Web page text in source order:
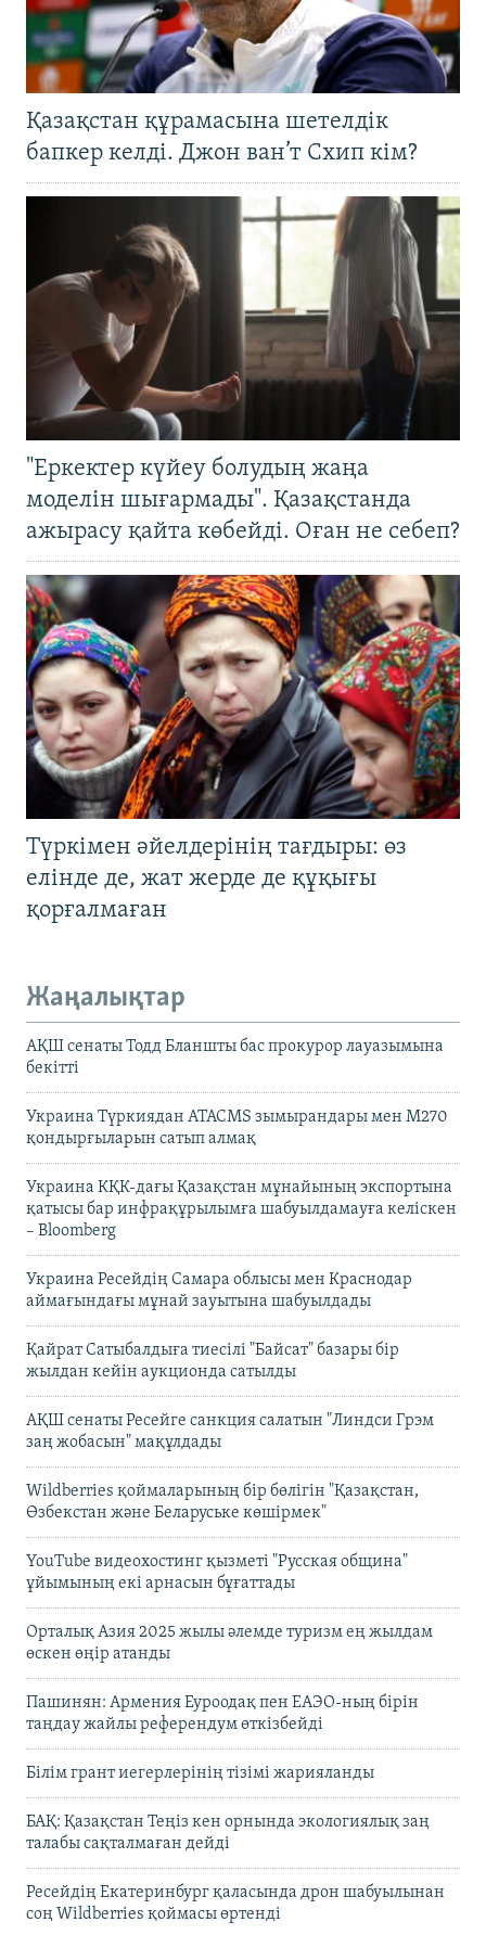
Қазақстан құрамасына шетелдік
бапкер келді. Джон ван’т Схип кім?
"Еркектер күйеу болудың жаңа
моделін шығармады". Қазақстанда
ажырасу қайта көбейді. Оған не себеп?
Түркімен әйелдерінің тағдыры: өз
елінде де, жат жерде де құқығы
қорғалмаған
Жаңалықтар
АҚШ сенаты Тодд Бланшты бас прокурор лауазымына
бекітті
Украина Түркиядан ATACMS зымырандары мен M270
қондырғыларын сатып алмақ
Украина КҚК-дағы Қазақстан мұнайының экспортына
қатысы бар инфрақұрылымға шабуылдамауға келіскен
– Bloomberg
Украина Ресейдің Самара облысы мен Краснодар
аймағындағы мұнай зауытына шабуылдады
Қайрат Сатыбалдыға тиесілі "Байсат" базары бір
жылдан кейін аукционда сатылды
АҚШ сенаты Ресейге санкция салатын "Линдси Грэм
заң жобасын" мақұлдады
Wildberries қоймаларының бір бөлігін "Қазақстан,
Өзбекстан және Беларуське көшірмек"
YouTube видеохостинг қызметі "Русская община"
ұйымының екі арнасын бұғаттады
Орталық Азия 2025 жылы әлемде туризм ең жылдам
өскен өңір атанды
Пашинян: Армения Еуроодақ пен ЕАЭО-ның бірін
таңдау жайлы референдум өткізбейді
Білім грант иегерлерінің тізімі жарияланды
БАҚ: Қазақстан Теңіз кен орнында экологиялық заң
талабы сақталмаған дейді
Ресейдің Екатеринбург қаласында дрон шабуылынан
соң Wildberries қоймасы өртенді